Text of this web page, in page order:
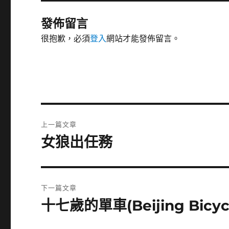
發佈留言
很抱歉，必須登入網站才能發佈留言。
章
上一篇文章
上
篇
文
章:
女狼出任務
下一篇文章
下
十七歲的單車(Beijing